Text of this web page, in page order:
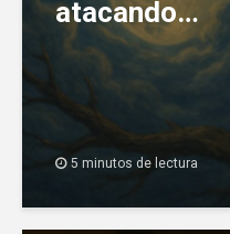
atacando…
5 minutos de lectura